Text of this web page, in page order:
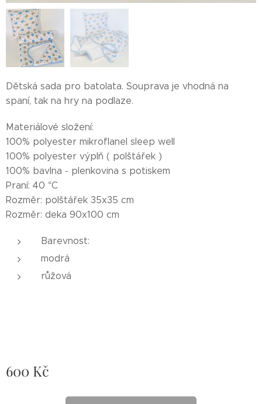
Dětská sada pro batolata. Souprava je vhodná na
spaní, tak na hry na podlaze.
Materiálové složení:
100% polyester mikroflanel sleep well
100% polyester výplň ( polštářek )
100% bavlna - plenkovina s potiskem
Praní: 40 °C
Rozměr: polštářek 35x35 cm
Rozměr: deka 90x100 cm
Barevnost:
modrá
růžová
600 Kč